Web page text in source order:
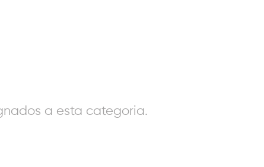
a esta categoria.